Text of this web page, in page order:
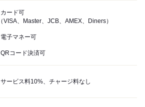
カード可
（VISA、Master、JCB、AMEX、Diners）
電子マネー可
QRコード決済可
サービス料10%、チャージ料なし